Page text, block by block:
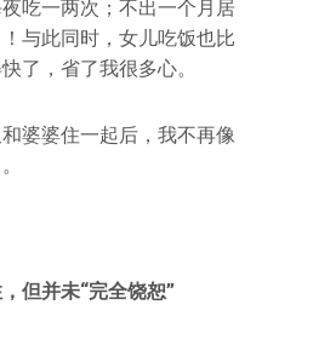
吃一两次；不出一个月居
与此同时，女儿吃饭也比
了，省了我很多心。
婆婆住一起后，我不再像
但并未“完全饶恕”